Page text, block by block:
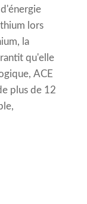
lors
la
qu'elle
ACE
plus de 12